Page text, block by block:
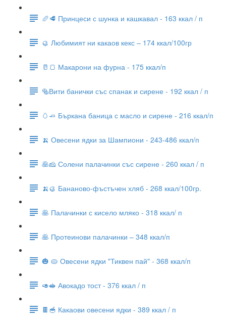
🥖🥩 Принцеси с шунка и кашкавал - 163 ккал / п
🥮 Любимият ни какаов кекс – 174 ккал/100гр
🥛🍞 Макарони на фурна - 175 ккал/п
🥯Вити банички със спанак и сирене - 192 ккал / п
🥚🧈 Бъркана баница с масло и сирене - 216 ккал/п
🍌 Овесени ядки за Шампиони - 243-486 ккал/п
🥞🧀 Солени палачинки със сирене - 260 ккал / п
🍌🥮 Бананово-фъстъчен хляб - 268 ккал/100гр.
🥞 Палачинки с кисело мляко - 318 ккал/ п
🥞 Протеинови палачинки – 348 ккал/п
🎃 🥧 Овесени ядки "Тиквен пай" - 368 ккал/п
🥑🥪 Авокадо тост - 376 ккал / п
🍫🥣 Какаови овесени ядки - 389 ккал / п